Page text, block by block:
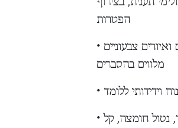
הפטרות
• מפות, תרשימים ואיורים צבעוניים
מלווים בהסברים
וידידותי ללומד
• נייר איכותי מיוחד, נטול חומצה, קל